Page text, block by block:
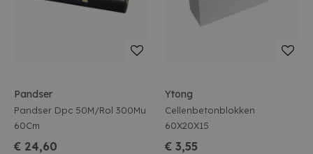
Pandser
Pandser Dpc 50M/Rol 300Mu
60Cm
€ 24,60
Ytong
Cellenbetonblokken
60X20X15
€ 3,55